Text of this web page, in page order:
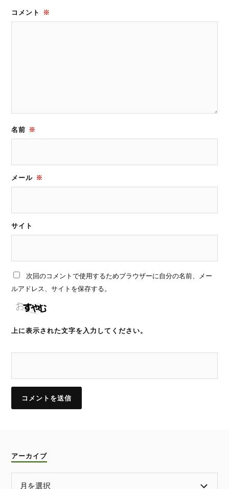
コメント ※
名前 ※
メール ※
サイト
次回のコメントで使用するためブラウザーに自分の名前、メー
ルアドレス、サイトを保存する。
上に表示された文字を入力してください。
アーカイブ